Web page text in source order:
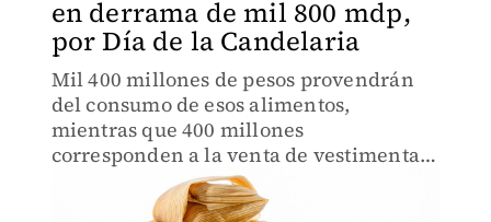
en derrama de mil 800 mdp,
por Día de la Candelaria
Mil 400 millones de pesos provendrán
del consumo de esos alimentos,
mientras que 400 millones
corresponden a la venta de vestimenta y
arreglos del Niño Dios.